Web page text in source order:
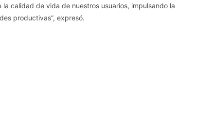
calidad de vida de nuestros usuarios, impulsando la
productivas”, expresó.